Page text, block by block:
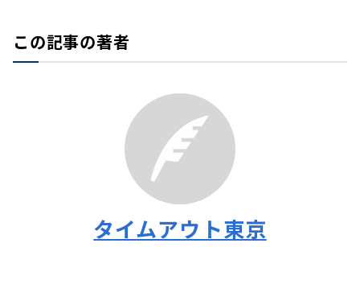
この記事の著者
タイムアウト東京